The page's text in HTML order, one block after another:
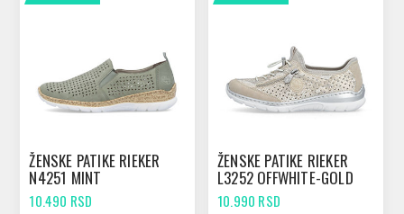
ŽENSKE PATIKE RIEKER
N4251 MINT
10.490 RSD
ŽENSKE PATIKE RIEKER
L3252 OFFWHITE-GOLD
10.990 RSD